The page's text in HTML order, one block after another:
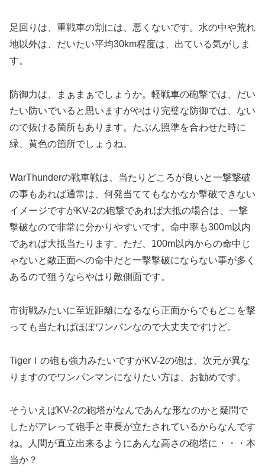
足回りは、重戦車の割には、悪くないです。水の中や荒れ
地以外は、だいたい平均30km程度は、出ている気がしま
す。
防御力は、まぁまぁでしょうか。軽戦車の砲撃では、だい
たい防いでいると思いますがやはり完璧な防御では、ない
ので抜ける箇所もあります。たぶん照準を合わせた時に
緑、黄色の箇所でしょうね。
WarThunderの戦車戦は、当たりどころが良いと一撃撃破
の事もあれば通常は、何発当ててもなかなか撃破できない
イメージですがKV-2の砲撃であれば大抵の場合は、一撃
撃破なので非常に分かりやすいです。命中率も300m以内
であれば大抵当たります。ただ、100m以内からの命中じ
ゃないと敵正面への命中だと一撃撃破にならない事が多く
あるので狙うならやはり敵側面です。
市街戦みたいに至近距離になるなら正面からでもどこを撃
っても当たればほぼワンパンなので大丈夫ですけど。
TigerⅠの砲も強力みたいですがKV-2の砲は、次元が異な
りますのでワンパンマンになりたい方は、お勧めです。
そういえばKV-2の砲塔がなんであんな形なのかと疑問で
したがアレって砲手と車長が立たされているからなんです
ね。人間が直立出来るようにあんな高さの砲塔に・・・本
当か？